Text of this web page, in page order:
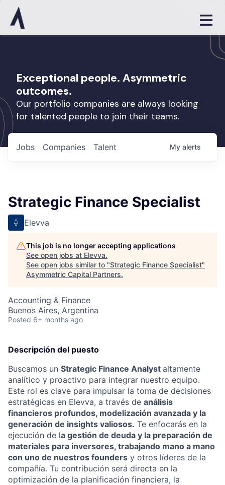
Exceptional people. Asymmetric
outcomes.
Our portfolio companies are always looking
for talented people to join their teams.
Jobs Companies Talent My alerts
Strategic Finance Specialist
Elevva
This job is no longer accepting applications
See open jobs at Elevva.
See open jobs similar to "Strategic Finance Specialist"
Asymmetric Capital Partners.
Accounting & Finance
Buenos Aires, Argentina
Posted 6+ months ago
Descripción del puesto
Buscamos un Strategic Finance Analyst altamente
analítico y proactivo para integrar nuestro equipo.
Este rol es clave para impulsar la toma de decisiones
estratégicas en Elevva, a través de análisis
financieros profundos, modelización avanzada y la
generación de insights valiosos. Te enfocarás en la
ejecución de la gestión de deuda y la preparación de
materiales para inversores, trabajando mano a mano
con uno de nuestros founders y otros líderes de la
compañía. Tu contribución será directa en la
optimización de la planificación financiera, la